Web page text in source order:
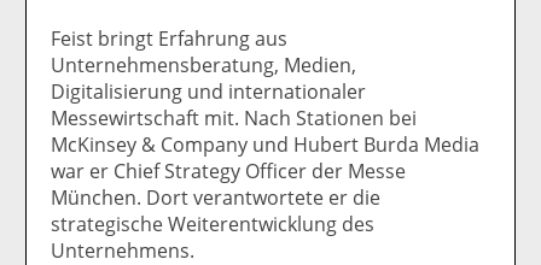
Feist bringt Erfahrung aus
Unternehmensberatung, Medien,
Digitalisierung und internationaler
Messewirtschaft mit. Nach Stationen bei
McKinsey & Company und Hubert Burda Media
war er Chief Strategy Officer der Messe
München. Dort verantwortete er die
strategische Weiterentwicklung des
Unternehmens.